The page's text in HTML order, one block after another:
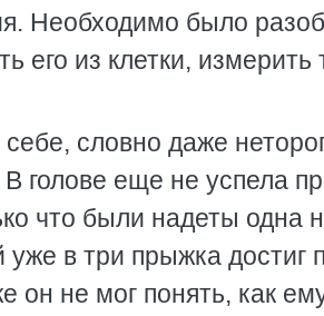
Необходимо было
его из клетки, измерить
словно даже
голове еще не успела
что были надеты одна
уже в три прыжка достиг
он не мог понять, как